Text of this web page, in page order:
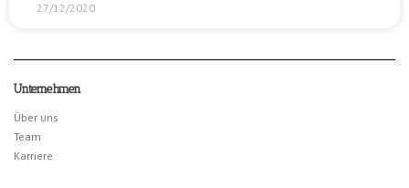
27/12/2020
Unternehmen
Über uns
Team
Karriere